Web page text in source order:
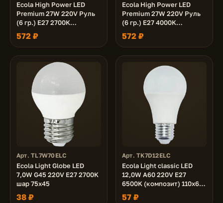
Ecola High Power LED
Premium 27W 220V Руль
(6 гр.) E27 2700K
167х151x97mm
572 ₽
Ecola High Power LED
Premium 27W 220V Руль
(6 гр.) E27 4000K
167х151x97mm
572 ₽
Арт. TL7W70ELC
Ecola Light Globe LED
7,0W G45 220V E27 2700K
шар 75x45
38 ₽
Арт. TK7D12ELC
Ecola Light classic LED
12,0W A60 220V E27
6500K (композит) 110x60
(1 из ч/б уп. по 4)
57 ₽